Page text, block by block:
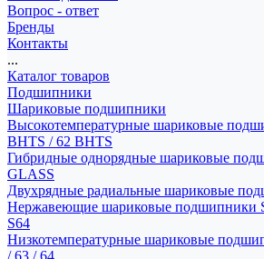
Вопрос - ответ
Бренды
Контакты
...
Каталог товаров
Подшипники
Шариковые подшипники
Высокотемпературные шариковые
BHTS / 62 BHTS
Гибридные однорядные шариковые
GLASS
Двухрядные радиальные шариковые
Нержавеющие шариковые подшипники
S64
Низкотемпературные шариковые
/ 63 / 64